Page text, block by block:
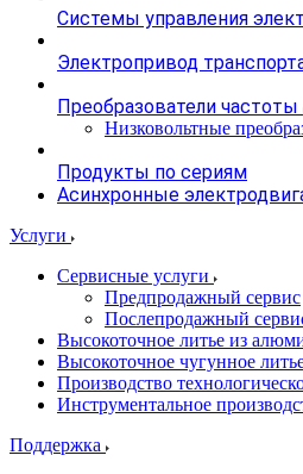
Системы управления
Электропривод
Преобразователи частоты
Низковольтные
Продукты по сериям
Асинхронные
Услуги
Сервисные услуги
Предпродажный сервис
Послепродажный
Высокоточное литье из
Высокоточное чугунное
Производство
Инструментальное
Поддержка